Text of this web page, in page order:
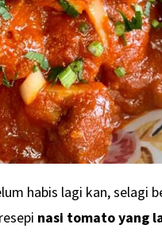
habis lagi kan, selagi
nasi tomato yang